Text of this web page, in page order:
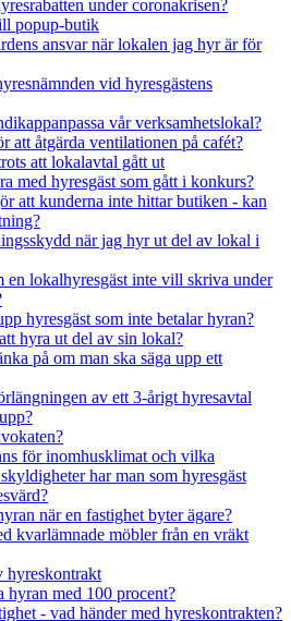
under coronakrisen?
popup-butik
ansvar när lokalen jag hyr är för
vid hyresgästens
vår verksamhetslokal?
att åtgärda ventilationen på cafét?
att lokalavtal gått ut
med hyresgäst som gått i konkurs?
att kunderna inte hittar butiken - kan
när jag hyr ut del av lokal i
en lokalhyresgäst inte vill skriva under
hyresgäst som inte betalar hyran?
hyra ut del av sin lokal?
på om man ska säga upp ett
av ett 3-årigt hyresavtal
för inomhusklimat och vilka
har man som hyresgäst
när en fastighet byter ägare?
kvarlämnade möbler från en vräkt
hyreskontrakt
hyran med 100 procent?
- vad händer med hyreskontrakten?